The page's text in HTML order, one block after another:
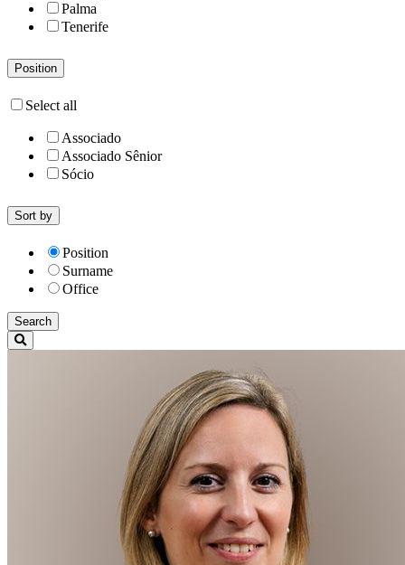
Palma
Tenerife
Position
Select all
Associado
Associado Sênior
Sócio
Sort by
Position
Surname
Office